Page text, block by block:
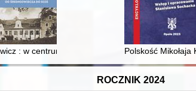
lokalnego mieszczaństwa w 2. poł. XIX
: w centrum poligonu drawskiego od
Polskość
ROCZNIK 2024